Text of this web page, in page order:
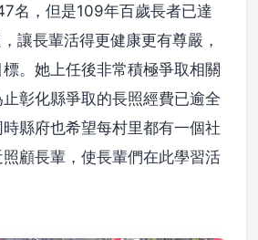
名，但是109年百歲長者已達
讓長輩活得更健康更有尊嚴，
。她上任後非常積極爭取相關
彰化縣爭取的長照經費已逾全
縣府也希望每村里都有一個社
顧長輩，使長輩們在此學習活